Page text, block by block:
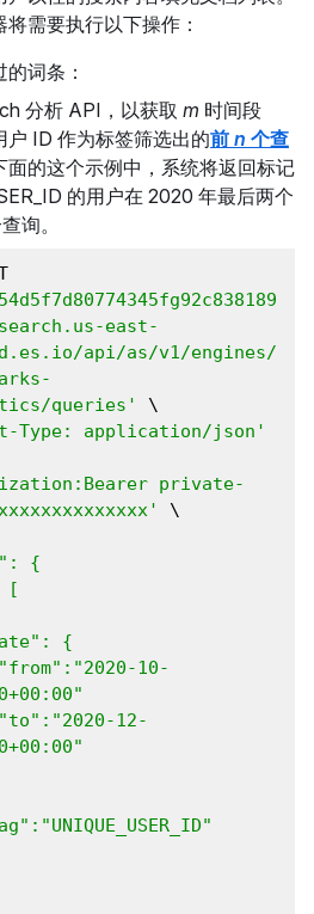
需要执行以下操作：
词条：
分析 API，以获取 m 时间段
户 ID 作为标签筛选出的前 n 个查
面的这个示例中，系统将返回标记
的用户在 2020 年最后两个
询。
east-
api/as/v1/engines/
queries'
Type: application/json'
private-